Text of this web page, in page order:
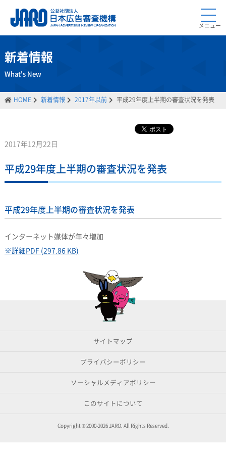
メニュー
新着情報
What's New
HOME 新着情報 2017年以前 平成29年度上半期の審査状況を発表
2017年12月22日
平成29年度上半期の審査状況を発表
平成29年度上半期の審査状況を発表
インターネット媒体が年々増加
※詳細PDF (297.86 KB)
サイトマップ
プライバシーポリシー
ソーシャルメディアポリシー
このサイトについて
Copyright © 2000-2026 JARO. All Rights Reserved.